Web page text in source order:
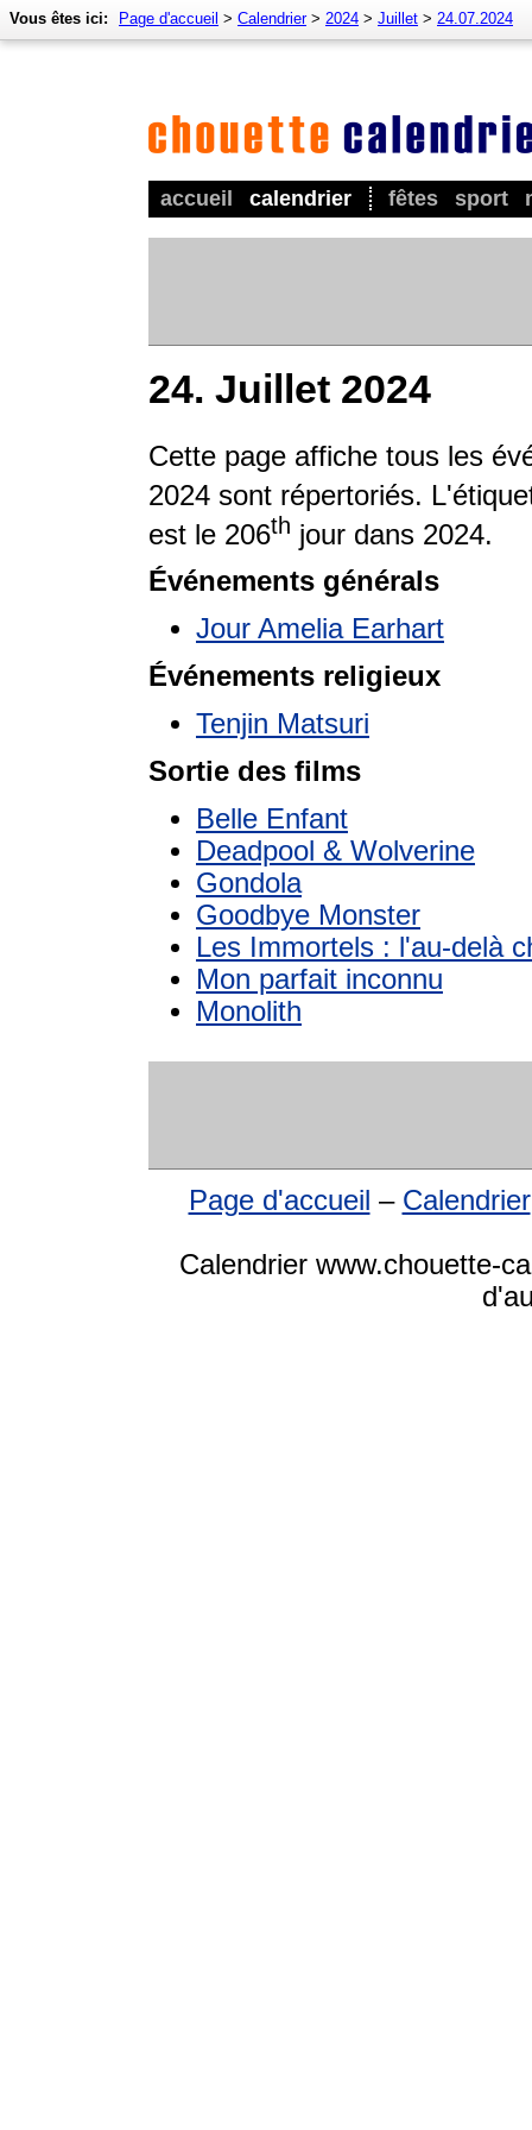
accueil calendrier fêtes sport
Vous êtes ici: Page d'accueil > Calendrier> 2024 > Juillet > 24.07.2024
24. Juillet 2024
Cette page affiche tous les
2024 sont répertoriés.
est le 206th jour dans 2024.
Événements générals
Jour Amelia Earhart
Événements religieux
Tenjin Matsuri
Sortie des films
Belle Enfant
Deadpool & Wolverine
Gondola
Goodbye Monster
Les Immortels : l'au-delà
Mon parfait inconnu
Monolith
Page d'accueil – Calendrier
Calendrier www.chouette-